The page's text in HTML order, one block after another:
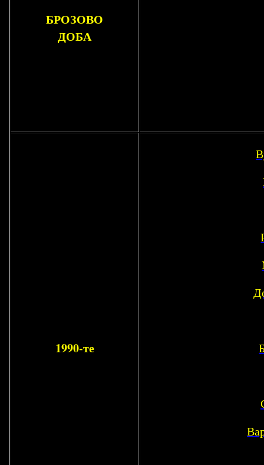
БРОЗОВО
ДОБА
1990-те